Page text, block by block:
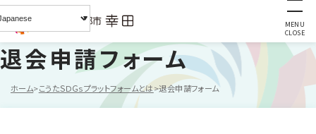
MENU
CLOSE
退会申請フォーム
ホーム こうたＳＤＧｓプラットフォームとは 退会申請フォーム